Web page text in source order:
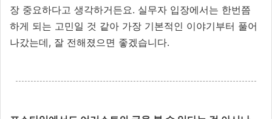
장 중요하다고 생각하거든요. 실무자 입장에서는 한번쯤
하게 되는 고민일 것 같아 가장 기본적인 이야기부터 풀어
나갔는데, 잘 전해졌으면 좋겠습니다.